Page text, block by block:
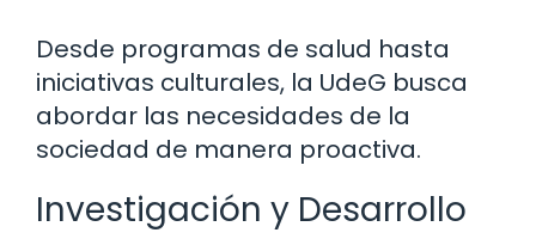
Desde programas de salud hasta
iniciativas culturales, la UdeG busca
abordar las necesidades de la
sociedad de manera proactiva.
Investigación y Desarrollo